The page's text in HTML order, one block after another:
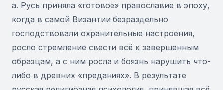
а. Русь приняла «готовое» православие в эпоху,
когда в самой Византии безраздельно
господствовали охранительные настроения,
росло стремление свести всё к завершенным
образцам, а с ним росла и боязнь нарушить что-
либо в древних «преданиях». В результате